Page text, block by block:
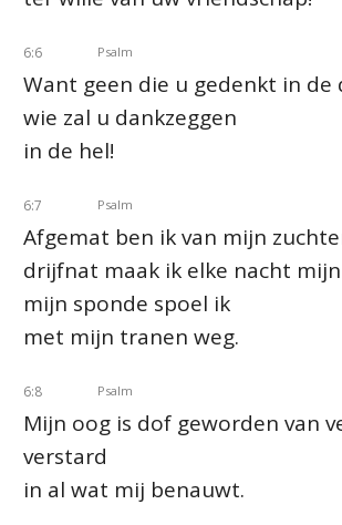
6:6 Psalm
Want geen die u gedenkt in de
wie zal u dankzeggen
in de hel!
6:7 Psalm
Afgemat ben ik van mijn
drijfnat maak ik elke nacht
mijn sponde spoel ik
met mijn tranen weg.
6:8 Psalm
Mijn oog is dof geworden van
verstard
in al wat mij benauwt.